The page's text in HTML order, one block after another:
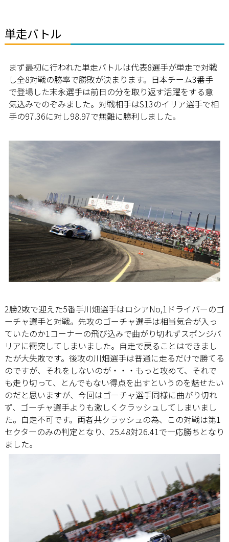
単走バトル
まず最初に行われた単走バトルは代表8選手が単走で対戦
し全8対戦の勝率で勝敗が決まります。日本チーム3番手
で登場した末永選手は前日の分を取り返す活躍をする意
気込みでのぞみました。対戦相手はS13のイリア選手で相
手の97.36に対し98.97で無難に勝利しました。
2勝2敗で迎えた5番手川畑選手はロシアNo,1ドライバーのゴ
ーチャ選手と対戦。先攻のゴーチャ選手は相当気合が入っ
ていたのか1コーナーの飛び込みで曲がり切れずスポンジバ
リアに衝突してしまいました。自走で戻ることはできまし
たが大失敗です。後攻の川畑選手は普通に走るだけで勝てる
のですが、それをしないのが・・・もっと攻めて、それで
も走り切って、とんでもない得点を出すというのを魅せたい
のだと思いますが、今回はゴーチャ選手同様に曲がり切れ
ず、ゴーチャ選手よりも激しくクラッシュしてしまいまし
た。自走不可です。両者共クラッシュの為、この対戦は第1
セクターのみの判定となり、25.48対26.41で一応勝ちとなり
ました。